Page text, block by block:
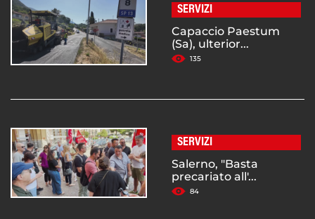
SERVIZI
Capaccio Paestum
(Sa), ulterior...
135
SERVIZI
Salerno, "Basta
precariato all'...
84